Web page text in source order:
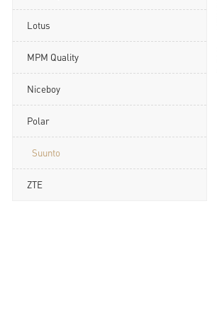
Lotus
MPM Quality
Niceboy
Polar
Suunto
ZTE